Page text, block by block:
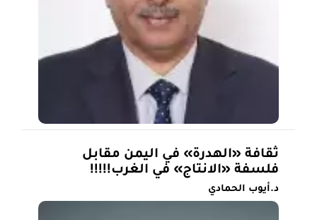
ثقافة «الهدرة» في اليمن مقابل
فلسفة «الانتاج» في الغرب!!!!!
د.أيوب الحمادي